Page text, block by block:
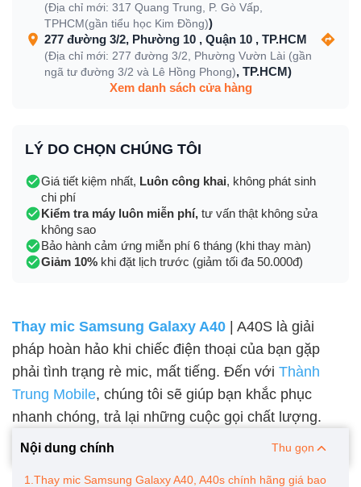
(Địa chỉ mới: 317 Quang Trung, P. Gò Vấp,
TPHCM(gần tiểu học Kim Đồng))
277 đường 3/2, Phường 10 , Quận 10 , TP.HCM
(Địa chỉ mới: 277 đường 3/2, Phường Vườn Lài (gần
ngã tư đường 3/2 và Lê Hồng Phong), TP.HCM)
Xem danh sách cửa hàng
LÝ DO CHỌN CHÚNG TÔI
Giá tiết kiệm nhất, Luôn công khai, không phát sinh
chi phí
Kiểm tra máy luôn miễn phí, tư vấn thật không sửa
không sao
Bảo hành cảm ứng miễn phí 6 tháng (khi thay màn)
Giảm 10% khi đặt lịch trước (giảm tối đa 50.000đ)
Thay mic Samsung Galaxy A40 | A40S là giải
pháp hoàn hảo khi chiếc điện thoại của bạn gặp
phải tình trạng rè mic, mất tiếng. Đến với Thành
Trung Mobile, chúng tôi sẽ giúp bạn khắc phục
nhanh chóng, trả lại những cuộc gọi chất lượng.
Nội dung chính Thu gọn
1.Thay mic Samsung Galaxy A40, A40s chính hãng giá bao